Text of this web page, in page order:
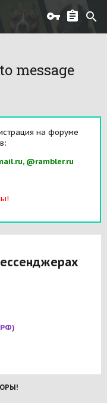
message
на форуме
@rambler.ru